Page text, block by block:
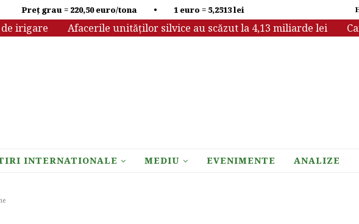
Preț grau = 220,50 euro/tona • 1 euro = 5,2513 lei
Afacerile unităților silvice au scăzut la 4,13 miliarde lei
INTERNATIONALE MEDIU EVENIMENTE ANALIZE